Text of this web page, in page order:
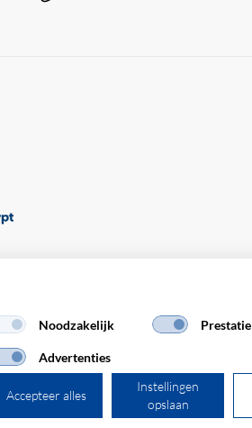
Noodzakelijk Prestatie
Advertenties
Accepteer alles
Instellingen
opslaan